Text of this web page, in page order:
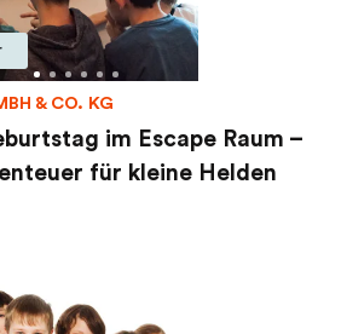
& CO. KG
im Escape Raum –
für kleine Helden